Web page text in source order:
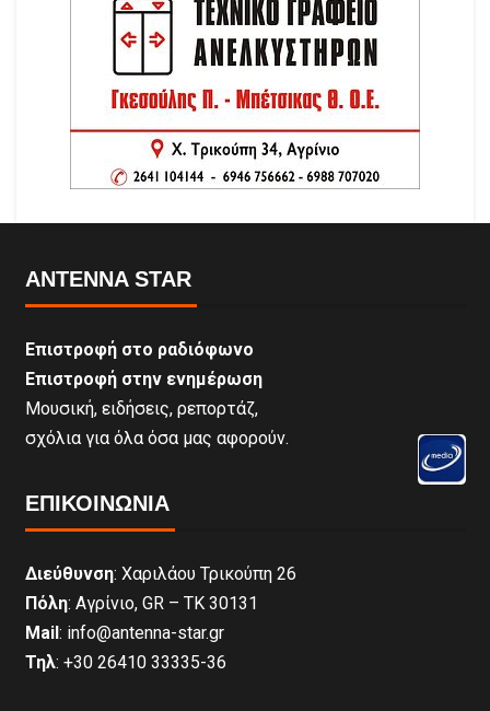
ANTENNA STAR
Επιστροφή στο ραδιόφωνο
Επιστροφή στην ενημέρωση
Μουσική, ειδήσεις, ρεπορτάζ,
σχόλια για όλα όσα μας αφορούν.
ΕΠΙΚΟΙΝΩΝΊΑ
Διεύθυνση: Χαριλάου Τρικούπη 26
Πόλη: Αγρίνιο, GR – ΤΚ 30131
Mail: info@antenna-star.gr
Τηλ: +30 26410 33335-36